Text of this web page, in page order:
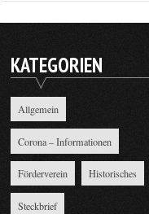
KATEGORIEN
Allgemein
Corona – Informationen
Förderverein Historisches
Steckbrief